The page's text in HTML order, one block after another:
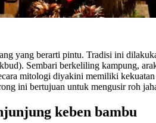
yang berarti pintu. Tradisi ini
Sembari berkeliling kampung,
mitologi diyakini memiliki
ini bertujuan untuk mengusir roh
keben bambu